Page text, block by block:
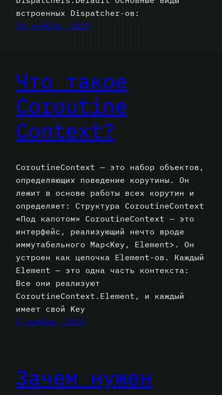
встроенных Dispatcher‑ов:
24 ноября, 2025
Что такое
Coroutine
Context?
CoroutineContext — это набор объектов,
определяющих поведение корутины. Он
лежит в основе работы всех корутин и
определяет: Структура CoroutineContext
«Под капотом» CoroutineContext — это
интерфейс, реализующий нечто вроде
иммутабельного Map<Key, Element>. Он
устроен как цепочка Element-ов. Каждый
Element — это одна часть контекста:
Все они реализуют
CoroutineContext.Element, и каждый
имеет свой Key
5 ноября, 2025
Зачем нужен